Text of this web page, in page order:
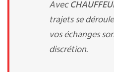
Avec
trajets se
vos échanges
discrétion.